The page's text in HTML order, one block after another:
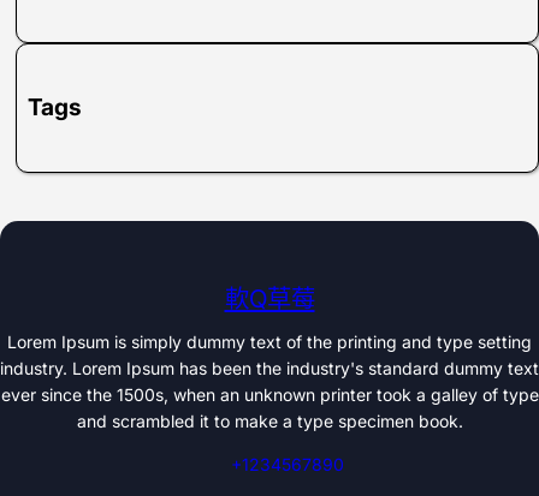
Tags
軟Q草莓
Lorem Ipsum is simply dummy text of the printing and type setting
industry. Lorem Ipsum has been the industry's standard dummy text
ever since the 1500s, when an unknown printer took a galley of type
and scrambled it to make a type specimen book.
+1234567890